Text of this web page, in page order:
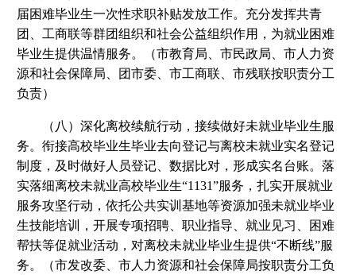
届困难毕业生一次性求职补贴发放工作。充分发挥共青
团、工商联等群团组织和社会公益组织作用，为就业困难
毕业生提供温情服务。（市教育局、市民政局、市人力资
源和社会保障局、团市委、市工商联、市残联按职责分工
负责）
（八）深化离校续航行动，接续做好未就业毕业生服
务。衔接高校毕业生毕业去向登记与离校未就业实名登记
制度，及时做好人员登记、数据比对，形成实名台账。落
实落细离校未就业高校毕业生“1131”服务，扎实开展就业
服务攻坚行动，依托公共实训基地等资源加强未就业毕业
生技能培训，开展专项招聘、职业指导、就业见习、困难
帮扶等促就业活动，对离校未就业毕业生提供“不断线”服
务。（市发改委、市人力资源和社会保障局按职责分工负